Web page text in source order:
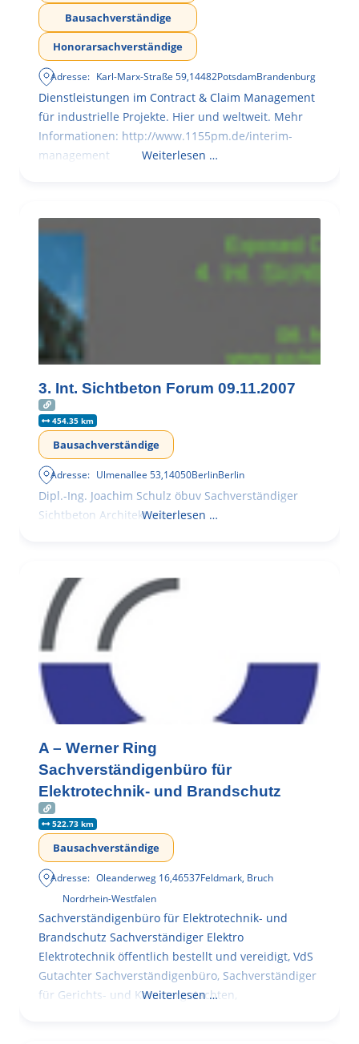
Bausachverständige
Honorarsachverständige
Adresse: Karl-Marx-Straße 59,14482PotsdamBrandenburg
Dienstleistungen im Contract & Claim Management
für industrielle Projekte. Hier und weltweit. Mehr
Informationen: http://www.1155pm.de/interim-
management
Weiterlesen …
3. Int. Sichtbeton Forum 09.11.2007
454.35 km
Bausachverständige
Adresse: Ulmenallee 53,14050BerlinBerlin
Dipl.-Ing. Joachim Schulz öbuv Sachverständiger
Sichtbeton Architekturbeton
Weiterlesen …
A – Werner Ring
Sachverständigenbüro für
Elektrotechnik- und Brandschutz
522.73 km
Bausachverständige
Adresse: Oleanderweg 16,46537Feldmark, Bruch
Nordrhein-Westfalen
Sachverständigenbüro für Elektrotechnik- und
Brandschutz Sachverständiger Elektro
Elektrotechnik öffentlich bestellt und vereidigt, VdS
Gutachter Sachverständigenbüro, Sachverständiger
für Gerichts- und Kammergutachten,
Weiterlesen …